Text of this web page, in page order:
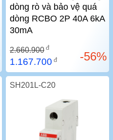
dòng rò và bảo vệ quá
dòng RCBO 2P 40A 6kA
30mA
2.660.900 đ
1.167.700 đ -56%
SH201L-C20